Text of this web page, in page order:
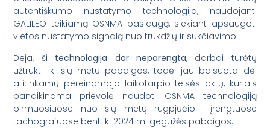
autentiškumo nustatymo technologija, naudojanti
GALILEO teikiamą OSNMA paslaugą, siekiant apsaugoti
vietos nustatymo signalą nuo trukdžių ir sukčiavimo.
Deja, ši technologija dar neparengta, darbai turėtų
užtrukti iki šių metų pabaigos, todėl jau balsuota dėl
atitinkamų pereinamojo laikotarpio teisės aktų, kuriais
panaikinama prievolė naudoti OSNMA technologiją
pirmuosiuose nuo šių metų rugpjūčio įrengtuose
tachografuose bent iki 2024 m. gegužės pabaigos.